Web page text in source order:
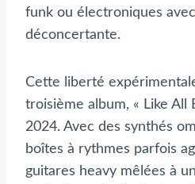
funk ou électroniques
déconcertante.
Cette liberté
troisième album, « Like All
2024. Avec des synthés
boîtes à rythmes parfois
guitares heavy mêlées à